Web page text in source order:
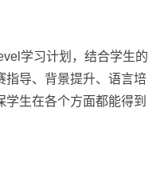
学习计划，结合学生的
指导、背景提升、语言培
生在各个方面都能得到